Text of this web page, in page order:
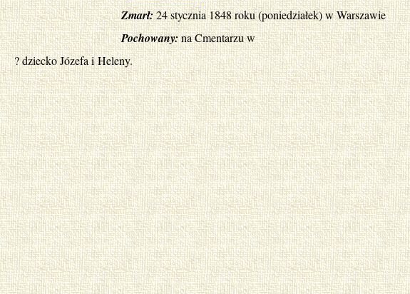
Zmarł:24 stycznia 1848 roku (poniedziałek) w Warszawie
Pochowany:na Cmentarzu w
? dziecko Józefa i Heleny.